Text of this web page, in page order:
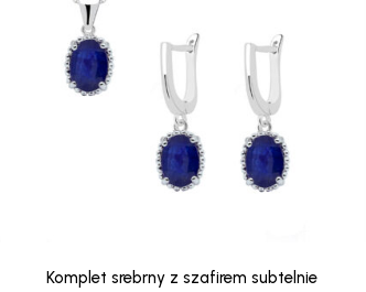
Komplet srebrny z szafirem subtelnie